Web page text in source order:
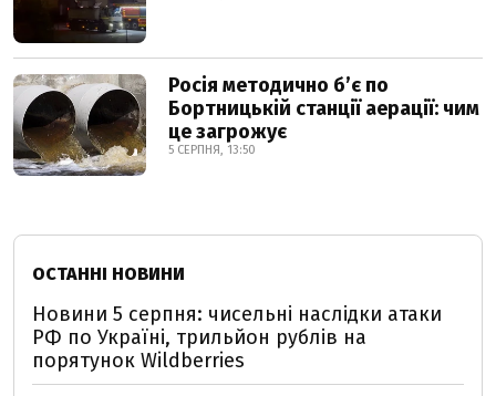
Росія методично б’є по
Бортницькій станції аерації: чим
це загрожує
5 СЕРПНЯ, 13:50
ОСТАННІ НОВИНИ
Новини 5 серпня: чисельні наслідки атаки
РФ по Україні, трильйон рублів на
порятунок Wildberries